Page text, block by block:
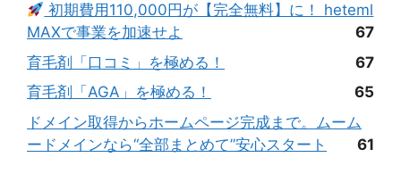
初期費用110,000円が【完全無料】に！ heteml
MAXで事業を加速せよ
67
育毛剤「口コミ」を極める！
67
育毛剤「AGA」を極める！
65
ドメイン取得からホームページ完成まで。ムーム
ードメインなら“全部まとめて”安心スタート
61